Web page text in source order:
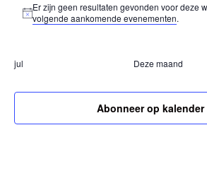
Bericht
Er zijn geen resultaten gevonden voor deze
volgende aankomende evenementen.
jul Deze maand
Abonneer op kalender